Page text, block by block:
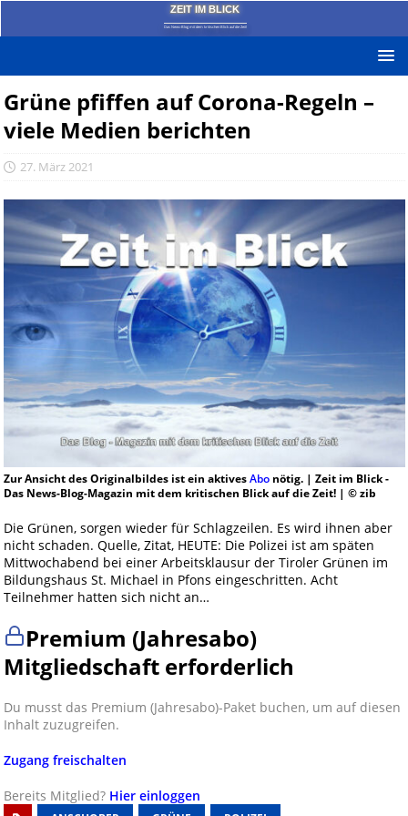
ZEIT IM BLICK
Das News-Blog mit dem kritischen Blick auf die Zeit!
Grüne pfiffen auf Corona-Regeln –
viele Medien berichten
27. März 2021
Zur Ansicht des Originalbildes ist ein aktivesAbonötig. | Zeit im Blick -
Das News-Blog-Magazin mit dem kritischen Blick auf die Zeit! | © zib
Die Grünen, sorgen wieder für Schlagzeilen. Es wird ihnen aber
nicht schaden. Quelle, Zitat, HEUTE: Die Polizei ist am späten
Mittwochabend bei einer Arbeitsklausur der Tiroler Grünen im
Bildungshaus St. Michael in Pfons eingeschritten. Acht
Teilnehmer hatten sich nicht an…
Premium (Jahresabo)
Mitgliedschaft erforderlich
Du musst das Premium (Jahresabo)-Paket buchen, um auf diesen
Inhalt zuzugreifen.
Zugang freischalten
Bereits Mitglied? Hier einloggen